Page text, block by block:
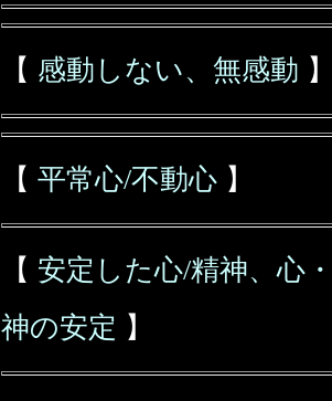
【 感動しない、無感動 】
【 平常心/不動心 】
【 安定した心/精神、心
神の安定 】